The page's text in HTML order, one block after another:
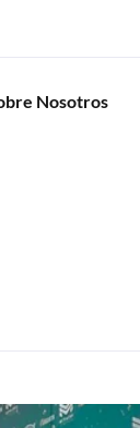
Nosotros